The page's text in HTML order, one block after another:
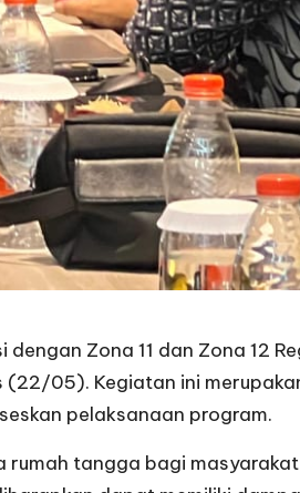
Zona 11 dan Zona 12
05). Kegiatan ini
pelaksanaan program.
tangga bagi